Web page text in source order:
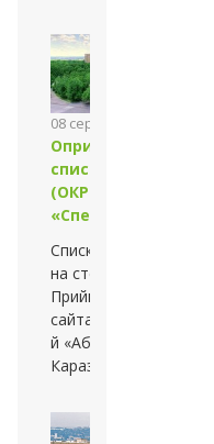
08 серпня 2013 року
Оприлюднено
списки зарахованих
(ОКР «Магістр»,
«Спеціаліст»)
Списки оприлюднено
на стендах
Приймальної комісії та
сайтах — університету
й «Абітурієнт
Каразінського»